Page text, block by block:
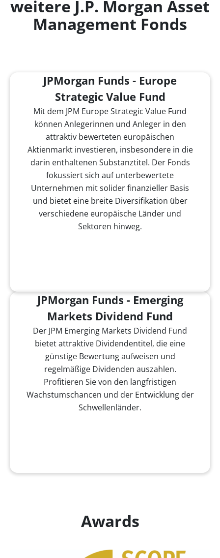
weitere J.P. Morgan Asset
Management Fonds
JPMorgan Funds - Europe
Strategic Value Fund
Mit dem JPM Europe Strategic Value Fund
können Anlegerinnen und Anleger in den
attraktiv bewerteten europäischen
Aktienmarkt investieren, insbesondere in die
darin enthaltenen Substanztitel. Der Fonds
fokussiert sich auf unterbewertete
Unternehmen mit solider finanzieller Basis
und bietet eine breite Diversifikation über
verschiedene europäische Länder und
Sektoren hinweg.
JPMorgan Funds - Emerging
Markets Dividend Fund
Der JPM Emerging Markets Dividend Fund
bietet attraktive Dividendentitel, die eine
günstige Bewertung aufweisen und
regelmäßige Dividenden auszahlen.
Profitieren Sie von den langfristigen
Wachstumschancen und der Entwicklung der
Schwellenländer.
Awards